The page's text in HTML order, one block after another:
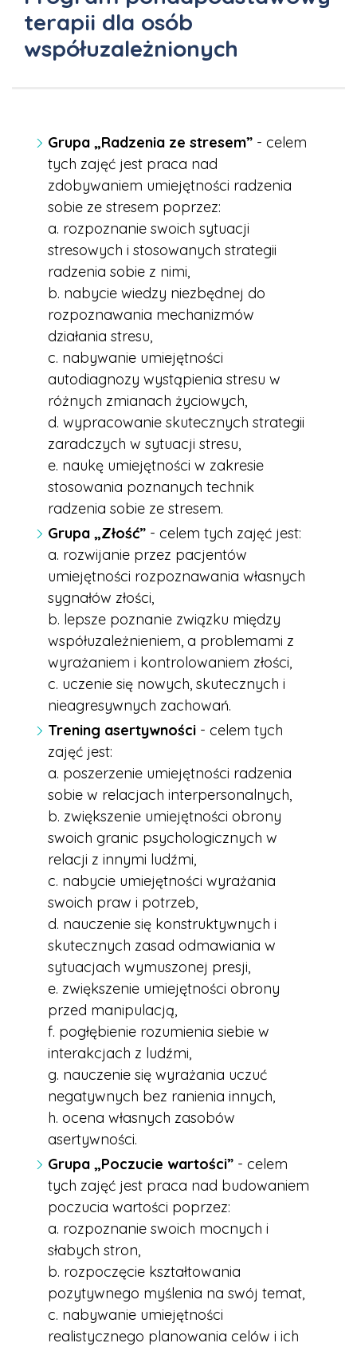
terapii dla osób
współuzależnionych
Grupa „Radzenia ze stresem” - celem
tych zajęć jest praca nad
zdobywaniem umiejętności radzenia
sobie ze stresem poprzez:
a. rozpoznanie swoich sytuacji
stresowych i stosowanych strategii
radzenia sobie z nimi,
b. nabycie wiedzy niezbędnej do
rozpoznawania mechanizmów
działania stresu,
c. nabywanie umiejętności
autodiagnozy wystąpienia stresu w
różnych zmianach życiowych,
d. wypracowanie skutecznych strategii
zaradczych w sytuacji stresu,
e. naukę umiejętności w zakresie
stosowania poznanych technik
radzenia sobie ze stresem.
Grupa „Złość” - celem tych zajęć jest:
a. rozwijanie przez pacjentów
umiejętności rozpoznawania własnych
sygnałów złości,
b. lepsze poznanie związku między
współuzależnieniem, a problemami z
wyrażaniem i kontrolowaniem złości,
c. uczenie się nowych, skutecznych i
nieagresywnych zachowań.
Trening asertywności - celem tych
zajęć jest:
a. poszerzenie umiejętności radzenia
sobie w relacjach interpersonalnych,
b. zwiększenie umiejętności obrony
swoich granic psychologicznych w
relacji z innymi ludźmi,
c. nabycie umiejętności wyrażania
swoich praw i potrzeb,
d. nauczenie się konstruktywnych i
skutecznych zasad odmawiania w
sytuacjach wymuszonej presji,
e. zwiększenie umiejętności obrony
przed manipulacją,
f. pogłębienie rozumienia siebie w
interakcjach z ludźmi,
g. nauczenie się wyrażania uczuć
negatywnych bez ranienia innych,
h. ocena własnych zasobów
asertywności.
Grupa „Poczucie wartości” - celem
tych zajęć jest praca nad budowaniem
poczucia wartości poprzez:
a. rozpoznanie swoich mocnych i
słabych stron,
b. rozpoczęcie kształtowania
pozytywnego myślenia na swój temat,
c. nabywanie umiejętności
realistycznego planowania celów i ich